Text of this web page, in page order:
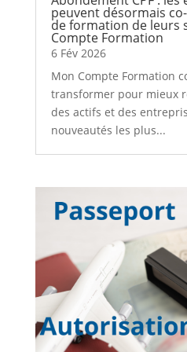
peuvent désormais
de formation de leurs
Compte Formation
6 Fév 2026
Mon Compte Formation
transformer pour mieux
des actifs et des
nouveautés les plus...